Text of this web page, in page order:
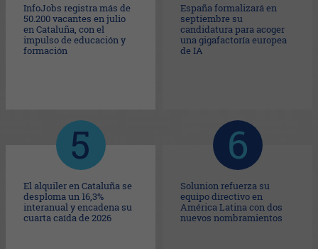
InfoJobs registra más de
50.200 vacantes en julio
en Cataluña, con el
impulso de educación y
formación
España formalizará en
septiembre su
candidatura para acoger
una gigafactoría europea
de IA
El alquiler en Cataluña se
desploma un 16,3%
interanual y encadena su
cuarta caída de 2026
Solunion refuerza su
equipo directivo en
América Latina con dos
nuevos nombramientos